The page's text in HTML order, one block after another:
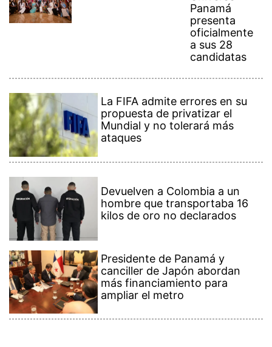
Panamá
presenta
oficialmente
a sus 28
candidatas
La FIFA admite errores en su
propuesta de privatizar el
Mundial y no tolerará más
ataques
Devuelven a Colombia a un
hombre que transportaba 16
kilos de oro no declarados
Presidente de Panamá y
canciller de Japón abordan
más financiamiento para
ampliar el metro